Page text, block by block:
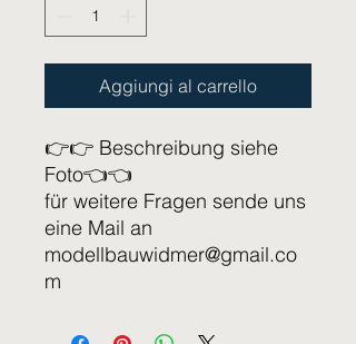
Aggiungi al carrello
👉👉 Beschreibung siehe
Foto👈👈
für weitere Fragen sende uns
eine Mail an
modellbauwidmer@gmail.co
m